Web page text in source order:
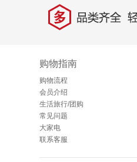
多 品类齐全，轻
购物指南
购物流程
会员介绍
生活旅行/团购
常见问题
大家电
联系客服